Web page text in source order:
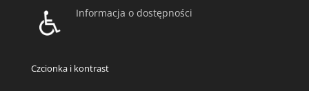
Informacja o dostępności
Czcionka i kontrast